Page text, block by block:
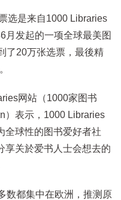
选是来自1000 Libraries
月发起的一项全球最美图
了20万张选票，最後精
网站（1000家图书
）表示，1000 Libraries
全球性的图书爱好者社
享关於爱书人士会想去的
数都集中在欧洲，推测原